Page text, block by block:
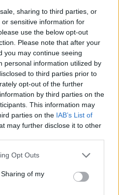
sharing to third parties, or
sensitive information for
use the below opt-out
Please note that after your
you may continue seeing
personal information utilized by
to third parties prior to
opt-out of the further
by third parties on the
This information may
parties on the IAB’s List of
may further disclose it to other
Opt Outs
of my
esett a Lufthansa árfolyama
Ezzel a 8,3 eurós szint már
kanócokkal - melyek
kerek 8 eurós szint
8,7, 9,25, valamint 9,7
mozgóátlag is erősíti. Napok
1330 pontos...
hírarchívumához
előfizetéses
tartalmazza: